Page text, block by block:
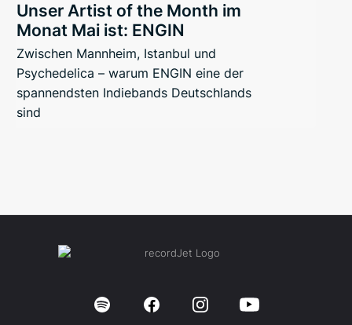
Unser Artist of the Month im
Monat Mai ist: ENGIN
Zwischen Mannheim, Istanbul und
Psychedelica – warum ENGIN eine der
spannendsten Indiebands Deutschlands
sind